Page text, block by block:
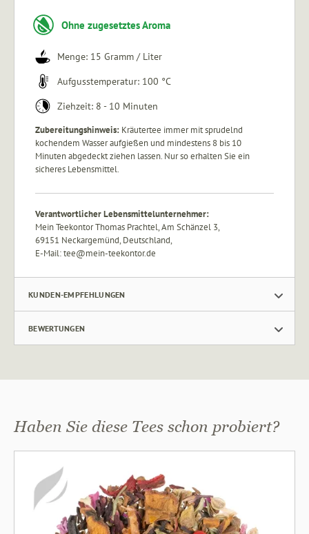
Ohne zugesetztes Aroma
Menge: 15 Gramm / Liter
Aufgusstemperatur: 100 °C
Ziehzeit: 8 - 10 Minuten
Zubereitungshinweis: Kräutertee immer mit sprudelnd
kochendem Wasser aufgießen und mindestens 8 bis 10
Minuten abgedeckt ziehen lassen. Nur so erhalten Sie ein
sicheres Lebensmittel.
Verantwortlicher Lebensmittelunternehmer:
Mein Teekontor Thomas Prachtel, Am Schänzel 3,
69151 Neckargemünd, Deutschland,
E‑Mail: tee@mein‑teekontor.de
KUNDEN-EMPFEHLUNGEN
BEWERTUNGEN
Haben Sie diese Tees schon probiert?